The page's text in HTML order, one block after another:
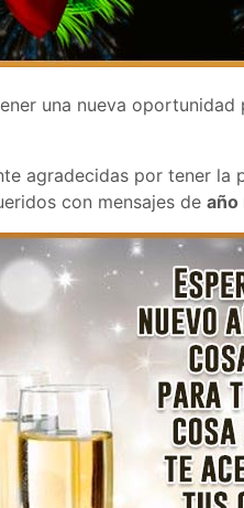
una nueva
agradecidas por tener
con mensajes de año